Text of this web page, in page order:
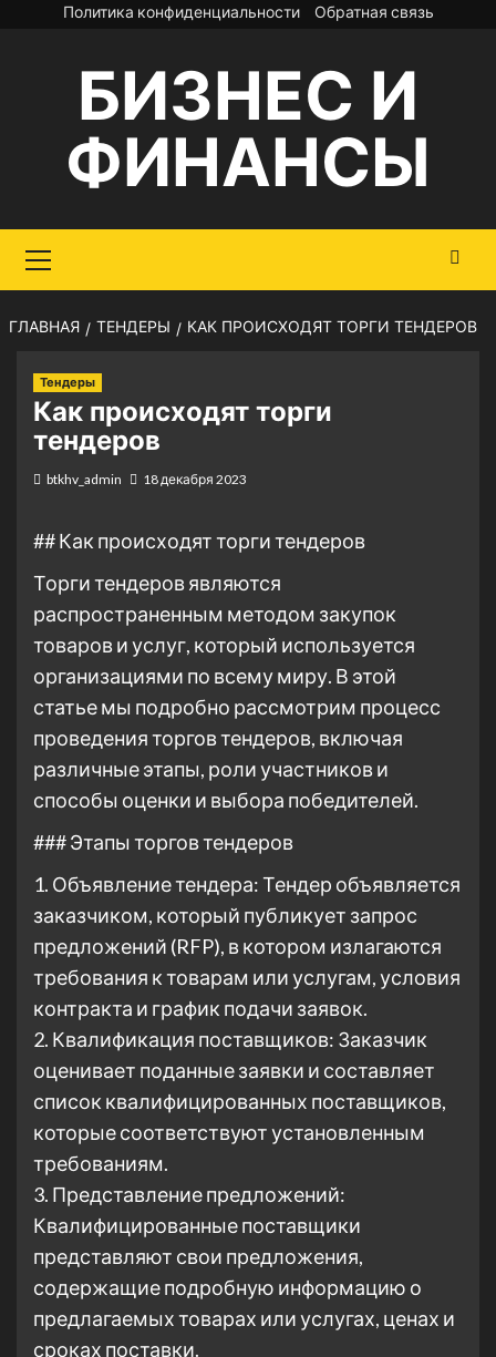
Перейти
содержимому
Политика конфиденциальности Обратная связь
БИЗНЕС И
ФИНАНСЫ
меню
ГЛАВНАЯ ТЕНДЕРЫ КАК ПРОИСХОДЯТ ТОРГИ ТЕНДЕРОВ
Тендеры
Как происходят торги
тендеров
btkhv_admin 18 декабря 2023
## Как происходят торги тендеров
Торги тендеров являются
распространенным методом закупок
товаров и услуг, который используется
организациями по всему миру. В этой
статье мы подробно рассмотрим процесс
проведения торгов тендеров, включая
различные этапы, роли участников и
способы оценки и выбора победителей.
### Этапы торгов тендеров
1. Объявление тендера: Тендер объявляется
заказчиком, который публикует запрос
предложений (RFP), в котором излагаются
требования к товарам или услугам, условия
контракта и график подачи заявок.
2. Квалификация поставщиков: Заказчик
оценивает поданные заявки и составляет
список квалифицированных поставщиков,
которые соответствуют установленным
требованиям.
3. Представление предложений:
Квалифицированные поставщики
представляют свои предложения,
содержащие подробную информацию о
предлагаемых товарах или услугах, ценах и
сроках поставки.